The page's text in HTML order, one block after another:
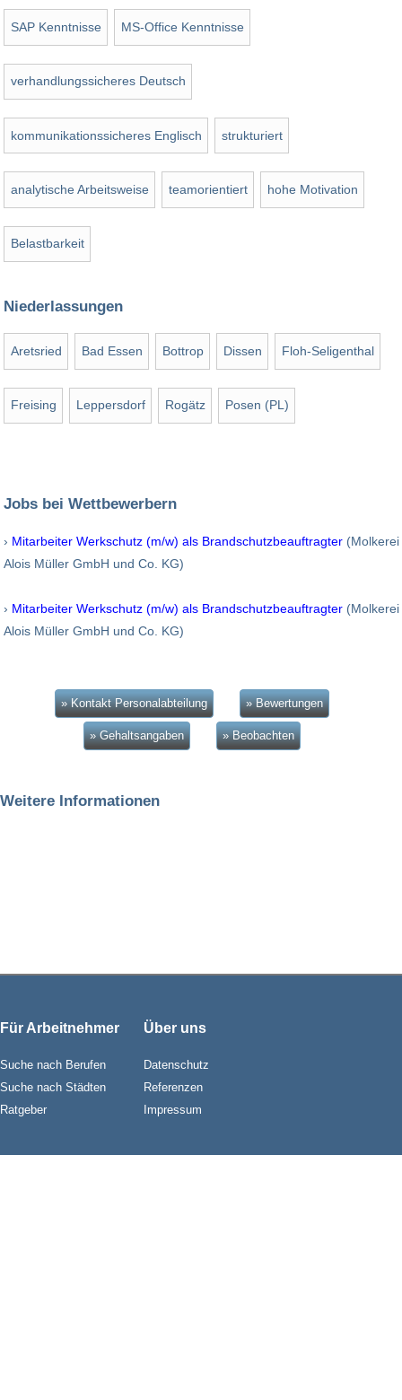
SAP Kenntnisse MS-Office Kenntnisse
verhandlungssicheres Deutsch
kommunikationssicheres Englisch strukturiert
analytische Arbeitsweise teamorientiert hohe Motivation
Belastbarkeit
Niederlassungen
Aretsried Bad Essen Bottrop Dissen Floh-Seligenthal
Freising Leppersdorf Rogätz Posen (PL)
Jobs bei Wettbewerbern
› Mitarbeiter Werkschutz (m/w) als Brandschutzbeauftragter (Molkerei
Alois Müller GmbH und Co. KG)
› Mitarbeiter Werkschutz (m/w) als Brandschutzbeauftragter (Molkerei
Alois Müller GmbH und Co. KG)
» Kontakt Personalabteilung » Bewertungen
» Gehaltsangaben » Beobachten
Weitere Informationen
Für Arbeitnehmer
Suche nach Berufen
Suche nach Städten
Ratgeber
Über uns
Datenschutz
Referenzen
Impressum